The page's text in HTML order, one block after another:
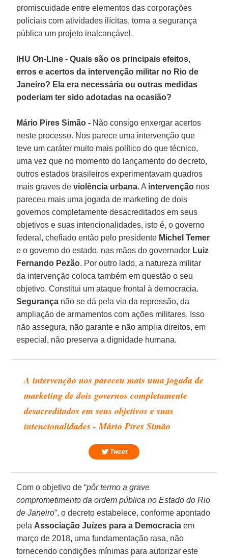
promiscuidade entre elementos das corporações
policiais com atividades ilícitas, torna a segurança
pública um projeto inalcançável.
IHU On-Line - Quais são os principais efeitos,
erros e acertos da intervenção militar no Rio de
Janeiro? Ela era necessária ou outras medidas
poderiam ter sido adotadas na ocasião?
Mário Pires Simão - Não consigo enxergar acertos
neste processo. Nos parece uma intervenção que
teve um caráter muito mais político do que técnico,
uma vez que no momento do lançamento do decreto,
outros estados brasileiros experimentavam quadros
mais graves deviolência urbana. A intervenção nos
pareceu mais uma jogada de marketing de dois
governos completamente desacreditados em seus
objetivos e suas intencionalidades, isto é, o governo
federal, chefiado então pelo presidente Michel Temer
e o governo do estado, nas mãos do governador Luiz
Fernando Pezão. Por outro lado, a natureza militar
da intervenção coloca também em questão o seu
objetivo. Constitui um ataque frontal à democracia.
Segurança não se dá pela via da repressão, da
ampliação de armamentos com ações militares. Isso
não assegura, não garante e não amplia direitos, em
especial, não preserva a dignidade humana.
A intervenção nos pareceu mais uma jogada de
marketing de dois governos completamente
desacreditados em seus objetivos e suas
intencionalidades - Mário Pires Simão
Tweet
Com o objetivo de “pôr termo a grave
comprometimento da ordem pública no Estado do Rio
de Janeiro”, o decreto estabelece, conforme apontado
pela Associação Juízes para a Democracia em
março de 2018, uma fundamentação rasa, não
fornecendo condições mínimas para autorizar este